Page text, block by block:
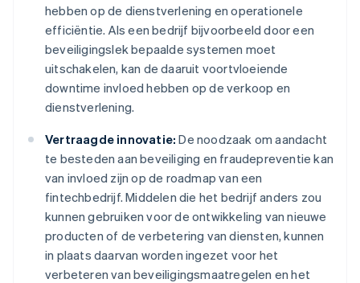
hebben op de dienstverlening en operationele
efficiëntie. Als een bedrijf bijvoorbeeld door een
beveiligingslek bepaalde systemen moet
uitschakelen, kan de daaruit voortvloeiende
downtime invloed hebben op de verkoop en
dienstverlening.
Vertraagde innovatie: De noodzaak om aandacht
te besteden aan beveiliging en fraudepreventie kan
van invloed zijn op de roadmap van een
fintechbedrijf. Middelen die het bedrijf anders zou
kunnen gebruiken voor de ontwikkeling van nieuwe
producten of de verbetering van diensten, kunnen
in plaats daarvan worden ingezet voor het
verbeteren van beveiligingsmaatregelen en het